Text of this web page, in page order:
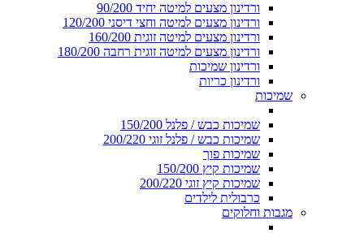
ורדינון מצעים למיטה יחיד 90/200
ורדינון מצעים למיטה וחצי דיסני 120/200
ורדינון מצעים למיטה זוגית 160/200
ורדינון מצעים למיטה זוגית רחבה 180/200
ורדינון שמיכות
ורדינון כריות
שמיכות
שמיכות כבש / פלנל 150/200
שמיכות כבש / פלנל זוגי 200/220
שמיכות פוך
שמיכות קיץ 150/200
שמיכות קיץ זוגי 200/220
כרבולית לילדים
מגבות וחלוקים